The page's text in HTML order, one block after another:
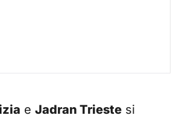
e Jadran Trieste si